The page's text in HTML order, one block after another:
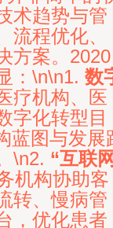
术趋势与管
程优化、
方案。2020
：\n\n1. 数
疗机构、医
字化转型目
蓝图与发展
\n2. “互联
机构协助客
转、慢病管
，优化患者